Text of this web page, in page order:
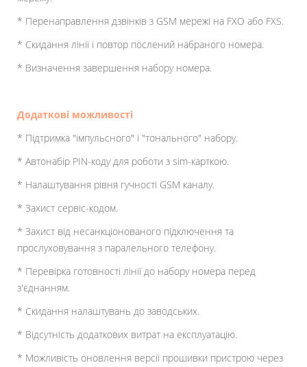
* Перенаправлення дзвінків з GSM мережі на FXO або FXS.
* Скидання лінії і повтор послений набраного номера.
* Визначення завершення набору номера.
Додаткові можливості
* Підтримка "імпульсного" і "тонального" набору.
* Автонабір PIN-коду для роботи з sim-карткою.
* Налаштування рівня гучності GSM каналу.
* Захист сервіс-кодом.
* Захист від несанкціонованого підключення та
прослуховування з паралельного телефону.
* Перевірка готовності лінії до набору номера перед
з'єднанням.
* Скидання налаштувань до заводських.
* Відсутність додаткових витрат на експлуатацію.
* Можливість оновлення версії прошивки пристрою через